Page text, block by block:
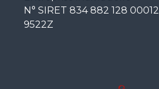
N° SIRET 834 882 128
9522Z